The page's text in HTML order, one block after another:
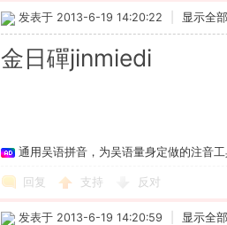
发表于 2013-6-19 14:20:22 显示全
金日磾jinmiedi
通用吴语拼音，为吴语量身定做的注音
回复 支持 反对
发表于 2013-6-19 14:20:59 显示全